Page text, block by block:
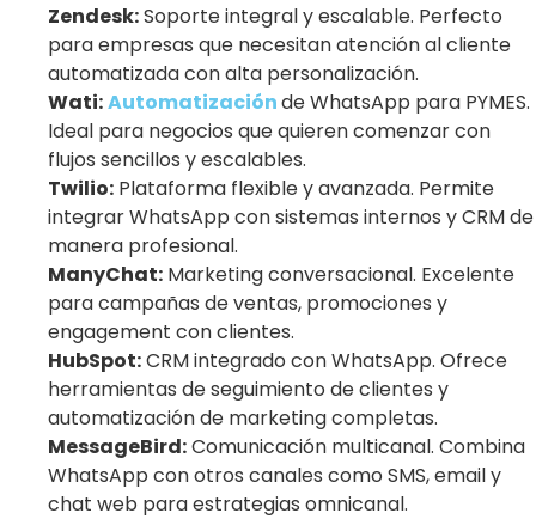
Zendesk:Soporte integral y escalable. Perfecto
para empresas que necesitan atención al cliente
automatizada con alta personalización.
Wati:Automatizaciónde WhatsApp para PYMES.
Ideal para negocios que quieren comenzar con
flujos sencillos y escalables.
Twilio: Plataforma flexible y avanzada. Permite
integrar WhatsApp con sistemas internos y CRM de
manera profesional.
ManyChat: Marketing conversacional. Excelente
para campañas de ventas, promociones y
engagement con clientes.
HubSpot:CRM integrado con WhatsApp. Ofrece
herramientas de seguimiento de clientes y
automatización de marketing completas.
MessageBird:Comunicación multicanal. Combina
WhatsApp con otros canales como SMS, email y
chat web para estrategias omnicanal.